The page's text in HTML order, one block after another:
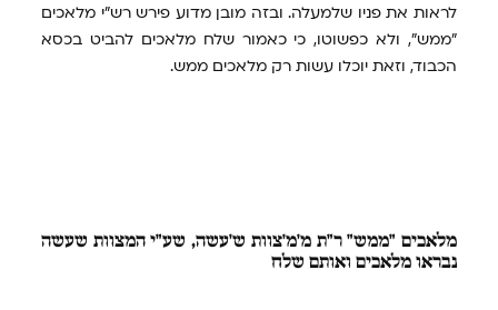
לראות את פניו שלמעלה. ובזה מובן מדוע פירש רש"י מלאכים
"ממש", ולא כפשוטו, כי כאמור שלח מלאכים להביט בכסא
הכבוד, וזאת יוכלו עשות רק מלאכים ממש.
מלאכים "ממש" ר"ת מ'מ'צוות ש'עשה, שע"י המצוות שעשה
נבראו מלאכים ואותם שלח